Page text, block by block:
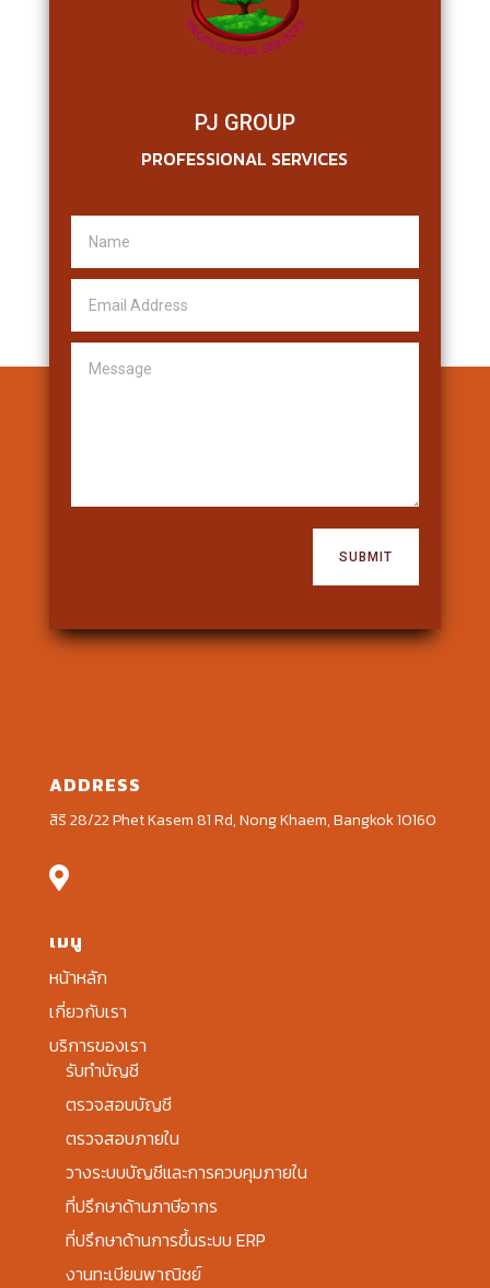
PJ GROUP
PROFESSIONAL SERVICES
SUBMIT
ADDRESS
สิริ 28/22 Phet Kasem 81 Rd, Nong Khaem, Bangkok 10160

เมนู
หน้าหลัก
เกี่ยวกับเรา
บริการของเรา
รับทำบัญชี
ตรวจสอบบัญชี
ตรวจสอบภายใน
วางระบบบัญชีและการควบคุมภายใน
ที่ปรึกษาด้านภาษีอากร
ที่ปรึกษาด้านการขึ้นระบบ ERP
งานทะเบียนพาณิชย์